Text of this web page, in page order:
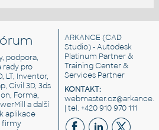
podpora,
rady pro
LT, Inventor,
Civil 3D, 3ds
Forma,
a další
aplikace
firmy
ARKANCE (CAD
Studio) - Autodesk
Platinum Partner &
Training Center &
Services Partner
KONTAKT:
| tel. +420 910 970 111